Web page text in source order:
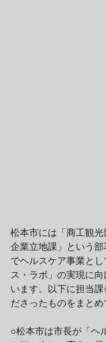
松本市には「商工観光
企業立地課」という
でヘルスケア事業と
ス・ラボ」の実現に
います。以下に担当課
ださったものをまとめ
○松本市は市長が「ヘ